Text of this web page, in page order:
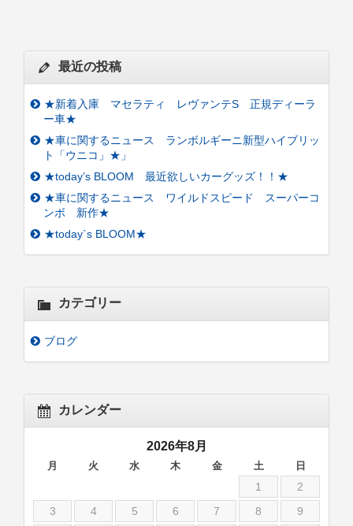
最近の投稿
★新着入庫 マセラティ レヴァンテS 正規ディーラ
ー車★
★車に関するニュース ランボルギーニ新型ハイブリッ
ト「ウニコ」★」
★today’s BLOOM 最近欲しいカーグッズ！！★
★車に関するニュース ワイルドスピード スーパーコ
ンボ 新作★
★today`s BLOOM★
カテゴリー
ブログ
カレンダー
2026年8月
月 火 水 木 金 土 日
1
2
3
4 5 6 7 8
9